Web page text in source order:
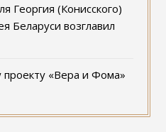
Георгия (Конисского)
Беларуси возглавил
«Вера и Фома»